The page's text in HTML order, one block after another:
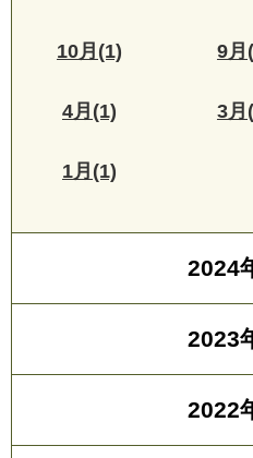
10月(1) 9月
4月(1) 3月
1月(1)
2024
2023
2022